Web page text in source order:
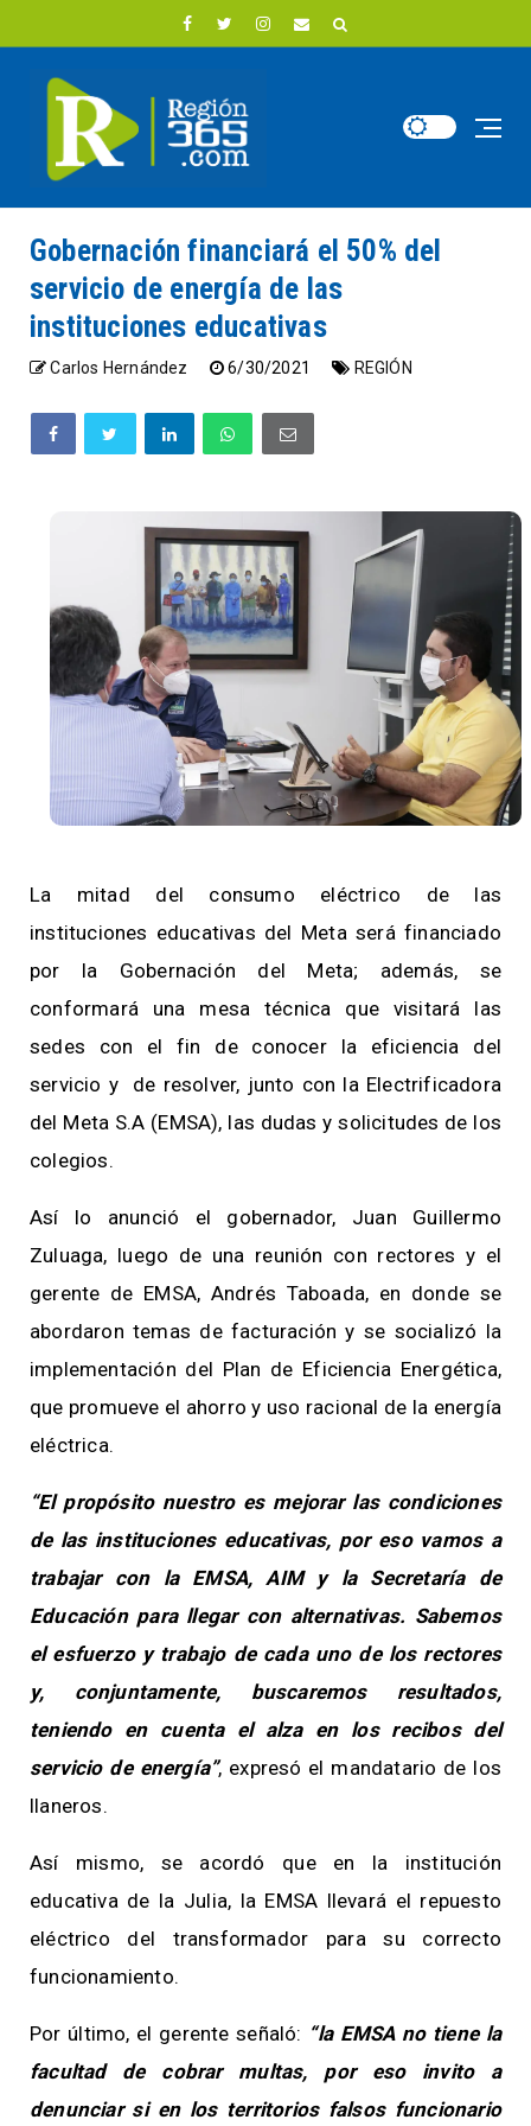
Gobernación financiará el 50% del
servicio de energía de las
instituciones educativas
Carlos Hernández 6/30/2021 REGIÓN
La mitad del consumo eléctrico de las
instituciones educativas del Meta será financiado
por la Gobernación del Meta; además, se
conformará una mesa técnica que visitará las
sedes con el fin de conocer la eficiencia del
servicio y de resolver, junto con la Electrificadora
del Meta S.A (EMSA), las dudas y solicitudes de los
colegios.
Así lo anunció el gobernador, Juan Guillermo
Zuluaga, luego de una reunión con rectores y el
gerente de EMSA, Andrés Taboada, en donde se
abordaron temas de facturación y se socializó la
implementación del Plan de Eficiencia Energética,
que promueve el ahorro y uso racional de la energía
eléctrica.
“El propósito nuestro es mejorar las condiciones
de las instituciones educativas, por eso vamos a
trabajar con la EMSA, AIM y la Secretaría de
Educación para llegar con alternativas. Sabemos
el esfuerzo y trabajo de cada uno de los rectores
y, conjuntamente, buscaremos resultados,
teniendo en cuenta el alza en los recibos del
servicio de energía”, expresó el mandatario de los
llaneros.
Así mismo, se acordó que en la institución
educativa de la Julia, la EMSA llevará el repuesto
eléctrico del transformador para su correcto
funcionamiento.
Por último, el gerente señaló: “la EMSA no tiene la
facultad de cobrar multas, por eso invito a
denunciar si en los territorios falsos funcionario